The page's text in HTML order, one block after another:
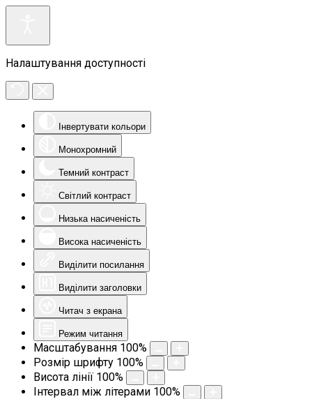
Налаштування доступності
Інвертувати кольори
Монохромний
Темний контраст
Світлий контраст
Низька насиченість
Висока насиченість
Виділити посилання
Виділити заголовки
Читач з екрана
Режим читання
Масштабування 100%
Розмір шрифту 100%
Висота лінії 100%
Інтервал між літерами 100%